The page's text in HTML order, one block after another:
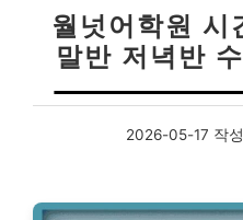
월넛어학원
말반 저녁반
2026-05-17 작